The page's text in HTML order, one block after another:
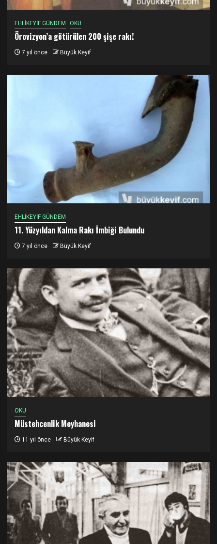
EHLİKEYİF GÜNDEM OKU
Örovizyon’a götürülen 200 şişe rakı!
7 yıl önce Büyük Keyif
EHLİKEYİF GÜNDEM
11. Yüzyıldan Kalma Rakı İmbiği Bulundu
7 yıl önce Büyük Keyif
OKU
Müstehcenlik Meyhanesi
11 yıl önce Büyük Keyif